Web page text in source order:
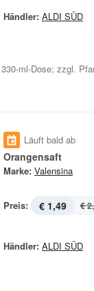
Händler: ALDI SÜD
ml-Dose; zzgl.
Läuft bald ab
Orangensaft
Marke: Valensina
Preis: € 1,49 €
Händler: ALDI SÜD